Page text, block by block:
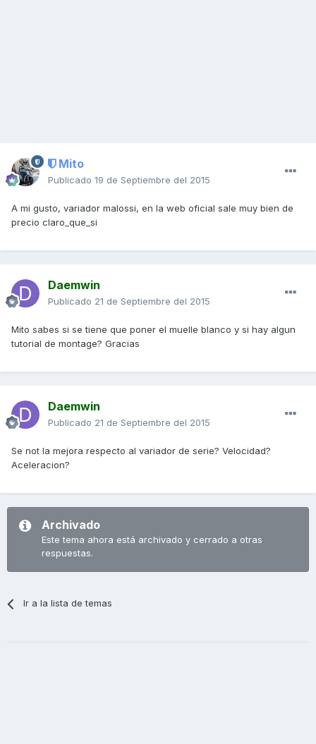
Mito
Publicado 19 de Septiembre del 2015
A mi gusto, variador malossi, en la web oficial sale muy bien de
precio claro_que_si
Daemwin
Publicado 21 de Septiembre del 2015
Mito sabes si se tiene que poner el muelle blanco y si hay algun
tutorial de montage? Gracias
Daemwin
Publicado 21 de Septiembre del 2015
Se not la mejora respecto al variador de serie? Velocidad?
Aceleracion?
Archivado
Este tema ahora está archivado y cerrado a otras
respuestas.
Ir a la lista de temas